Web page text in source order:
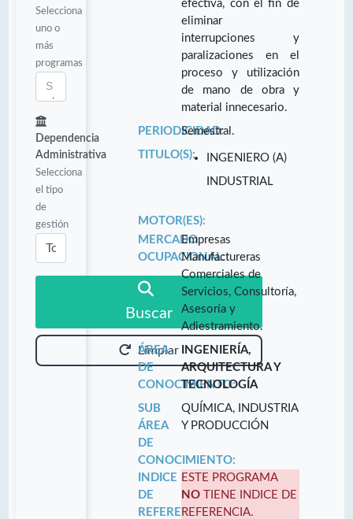
Selecciona
uno o
más
programas
Dependencia
Administrativa
Selecciona
el tipo
de
gestión
Buscar
Limpiar
efectiva, con el fin de
eliminar
interrupciones y
paralizaciones en el
proceso y utilización
de mano de obra y
material innecesario.
PERIODICIDAD:
Semestral.
TITULO(S):
INGENIERO (A)
INDUSTRIAL
MOTOR(ES):
MERCADO
OCUPACIONAL:
Empresas
Manufactureras
Comerciales de
Servicios, Consultoría,
Asesoría y
Adiestramiento.
ÁREA
DE
CONOCIMIENTO:
INGENIERÍA,
ARQUITECTURA Y
TECNOLOGÍA
SUB
ÁREA
DE
CONOCIMIENTO:
QUÍMICA, INDUSTRIA
Y PRODUCCIÓN
INDICE
DE
REFERENCIA:
ESTE PROGRAMA
NO TIENE INDICE DE
REFERENCIA.